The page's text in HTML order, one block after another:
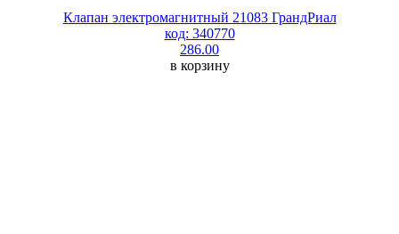
Клапан электромагнитный 21083 ГрандРиал
код: 340770
286.00
в корзину